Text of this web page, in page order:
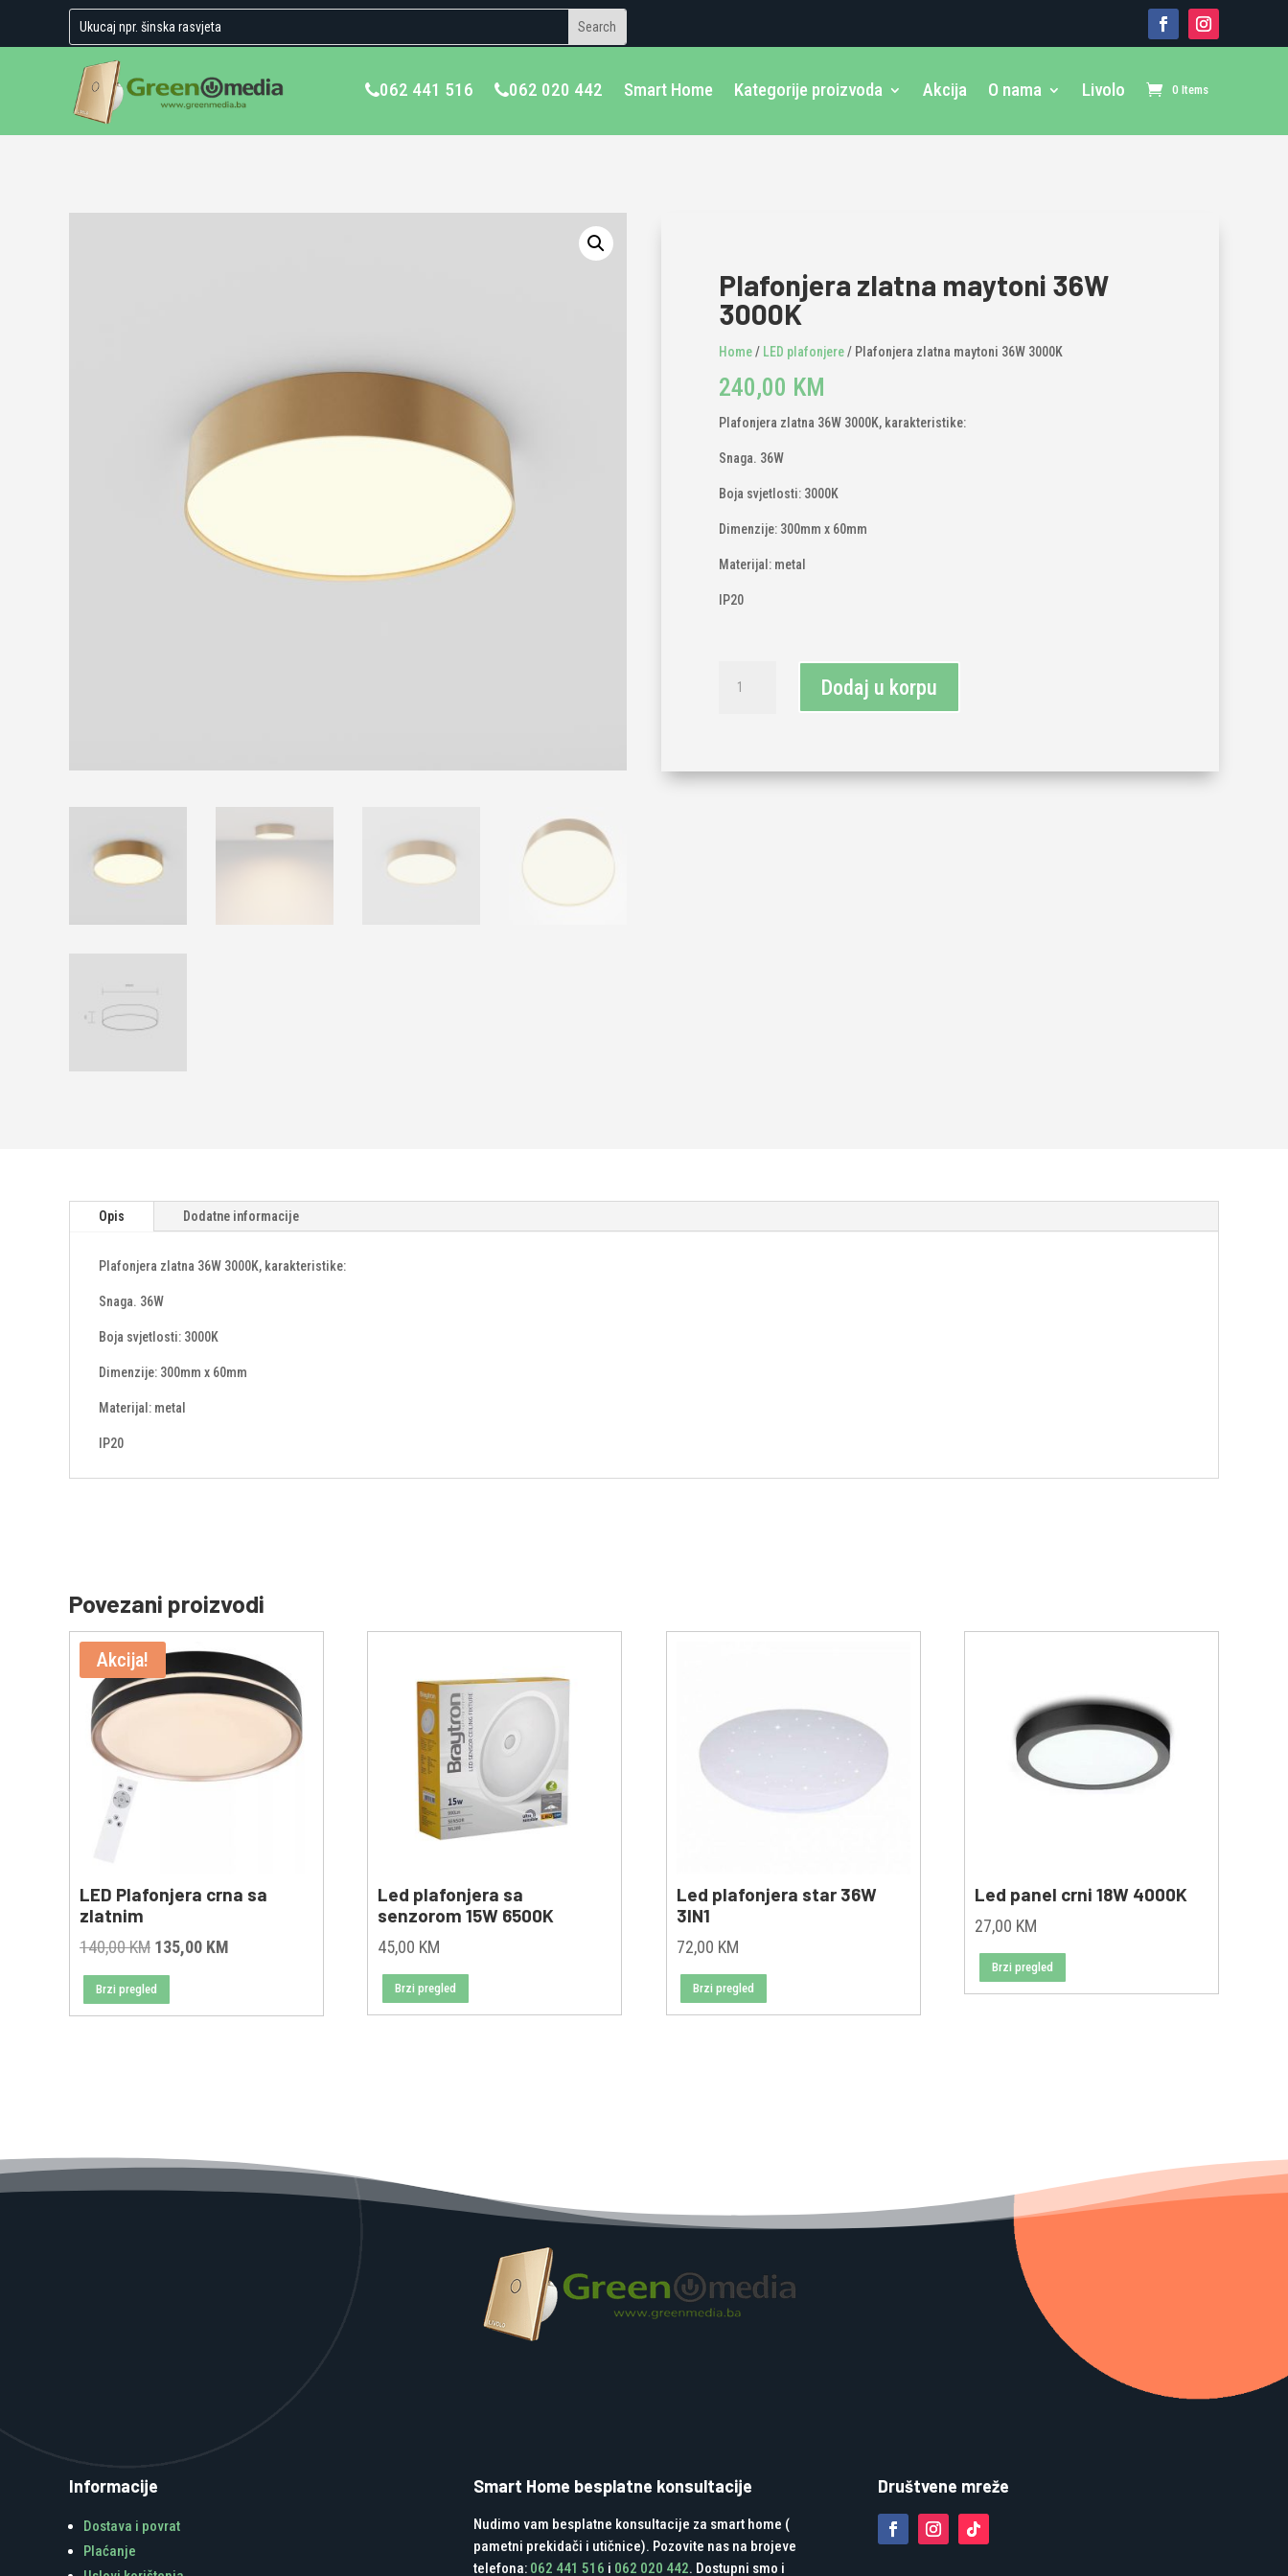
062 441 516 062 020 442 Smart Home Kategorije proizvoda Akcija O nama Livolo 0 Items
Plafonjera zlatna maytoni 36W
3000K
Home/ LED plafonjere/ Plafonjera zlatna maytoni 36W 3000K
240,00 KM
Plafonjera zlatna 36W 3000K, karakteristike:
Snaga. 36W
Boja svjetlosti: 3000K
Dimenzije: 300mm x 60mm
Materijal: metal
IP20
zlatna
količina
Dodaj u korpu
Opis Dodatne informacije
Plafonjera zlatna 36W 3000K, karakteristike:
Snaga. 36W
Boja svjetlosti: 3000K
Dimenzije: 300mm x 60mm
Materijal: metal
IP20
Povezani proizvodi
Akcija!
LED Plafonjera crna sa
zlatnim
140,00KM Original
price
was:
140,00 KM.
135,00 KM
135,00 KM.
Brzi pregled
Led plafonjera sa
senzorom 15W 6500K
45,00 KM
Brzi pregled
Led plafonjera star 36W
3IN1
72,00 KM
Brzi pregled
Led panel crni 18W 4000K
27,00 KM
Brzi pregled
Informacije
Dostava i povrat
Plaćanje
Smart Home besplatne konsultacije
Nudimo vam besplatne konsultacije za smart home (
pametni prekidači i utičnice). Pozovite nas na brojeve
telefona: 062 441 516 i 062 020 442. Dostupni smo i
Društvene mreže